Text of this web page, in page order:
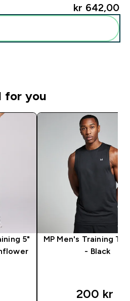
kr 642,00‎
for you
5"
MP Men's Training
- Black
200 kr‎